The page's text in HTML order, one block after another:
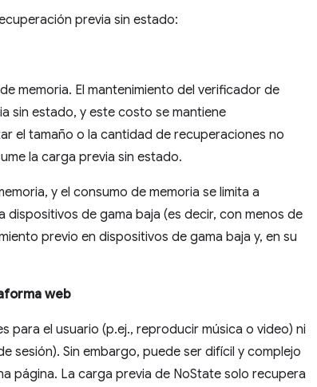
previa sin estado:
memoria. El mantenimiento del verificador de
sin estado, y este costo se mantiene
el tamaño o la cantidad de recuperaciones no
la carga previa sin estado.
y el consumo de memoria se limita a
dispositivos de gama baja (es decir, con menos de
previo en dispositivos de gama baja y, en su
web
para el usuario (p.ej., reproducir música o video) ni
sesión). Sin embargo, puede ser difícil y complejo
página. La carga previa de NoState solo recupera